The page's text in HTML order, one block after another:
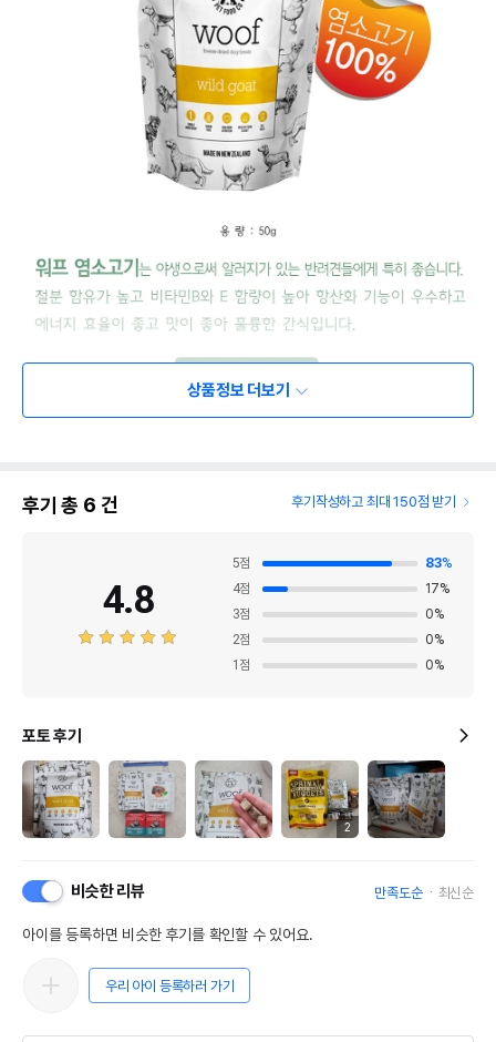
상품정보 더보기
후기 총 6 건 후기작성하고 최대 150점 받기
4.8
5점 83%
4점 17%
3점 0%
2점 0%
1 점 0%
포토 후기
2
비슷한 리뷰 만족도순 최신순
아이를 등록하면 비슷한 후기를 확인할 수 있어요.
우리 아이 등록하러 가기